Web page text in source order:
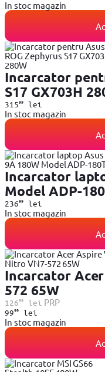
In stoc magazin
Incarcator
S17 GX703H
31599lei
In stoc magazin
Incarcator
Model ADP-
23699lei
In stoc magazin
Incarcator
572 65W
12699lei PRP
9999lei
In stoc magazin